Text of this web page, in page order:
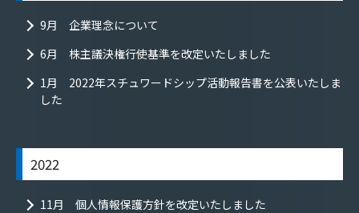
9月 企業理念について
6月 株主議決権行使基準を改定いたしました
1月 2022年スチュワードシップ活動報告書を公表いたしま
した
2022
11月 個人情報保護方針を改定いたしました